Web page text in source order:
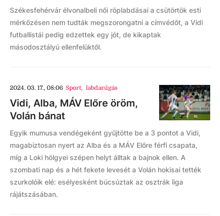
Székesfehérvár élvonalbeli női röplabdásai a csütörtök esti
mérkőzésen nem tudták megszorongatni a címvédőt, a Vidi
futballistái pedig edzettek egy jót, de kikaptak
másodosztályú ellenfelüktől.
2024. 03. 17., 08:06 Sport, labdarúgás
Vidi, Alba, MÁV Előre öröm,
Volán bánat
Egyik mumusa vendégeként gyűjtötte be a 3 pontot a Vidi,
magabiztosan nyert az Alba és a MÁV Előre férfi csapata,
míg a Loki hölgyei szépen helyt álltak a bajnok ellen. A
szombati nap és a hét fekete levesét a Volán hokisai tették
szurkolóik elé: esélyesként búcsúztak az osztrák liga
rájátszásában.